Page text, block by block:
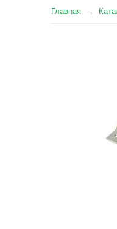
Главная